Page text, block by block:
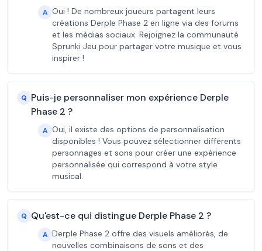
A Oui ! De nombreux joueurs partagent leurs
créations Derple Phase 2 en ligne via des forums
et les médias sociaux. Rejoignez la communauté
Sprunki Jeu pour partager votre musique et vous
inspirer !
Q Puis-je personnaliser mon expérience Derple
Phase 2 ?
A Oui, il existe des options de personnalisation
disponibles ! Vous pouvez sélectionner différents
personnages et sons pour créer une expérience
personnalisée qui correspond à votre style
musical.
Q Qu'est-ce qui distingue Derple Phase 2 ?
A Derple Phase 2 offre des visuels améliorés, de
nouvelles combinaisons de sons et des